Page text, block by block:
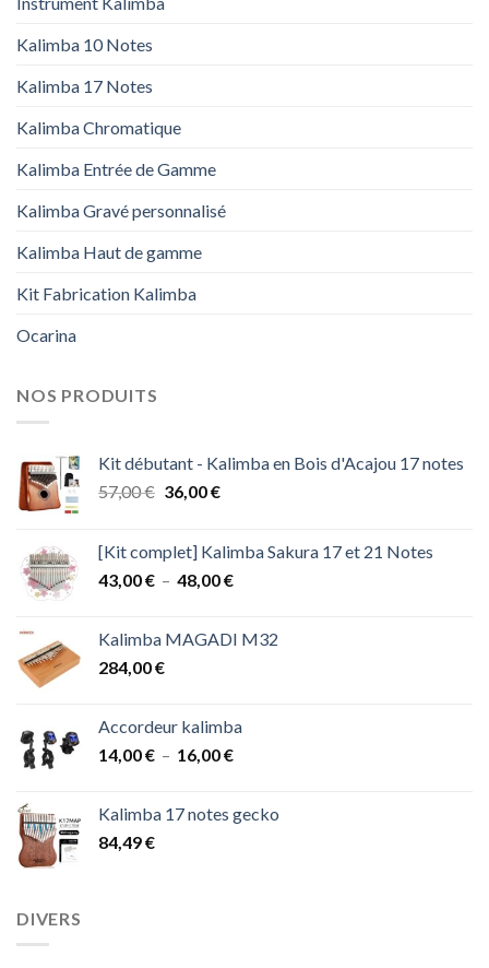
Kalimba 10 Notes
Kalimba 17 Notes
Kalimba Chromatique
Kalimba Entrée de Gamme
Kalimba Gravé personnalisé
Kalimba Haut de gamme
Kit Fabrication Kalimba
Ocarina
NOS PRODUITS
Kit débutant - Kalimba en Bois d'Acajou 17 notes
57,00€ Le
était :
57,00 €.
36,00€Le
est :
36,00 €.
[Kit complet] Kalimba Sakura 17 et 21 Notes
43,00€ – 48,00€Plage
43,00 €
Kalimba MAGADI M32
284,00€
Accordeur kalimba
14,00€ – 16,00€Plage
14,00 €
Kalimba 17 notes gecko
84,49€
DIVERS